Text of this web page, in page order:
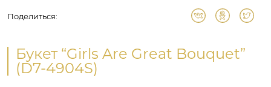
Поделиться:
Букет “Girls Are Great Bouquet”
(D7-4904S)